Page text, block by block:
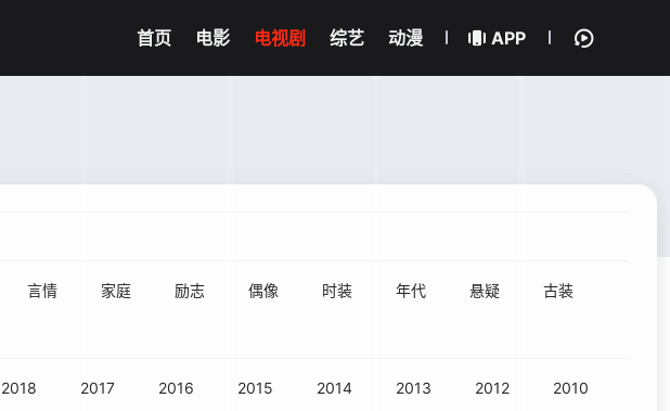
首页 电影 电视剧 综艺 动漫 APP
言情 家庭 励志 偶像 时装 年代 悬疑 古装
2018 2017 2016 2015 2014 2013 2012 2010